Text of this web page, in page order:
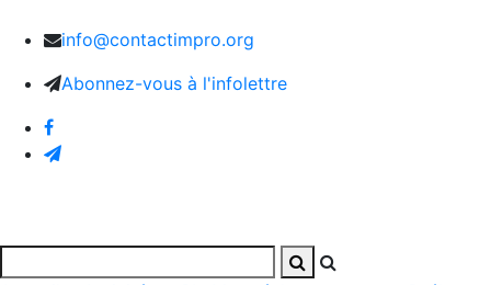
info@contactimpro.org
Abonnez-vous à l'infolettre